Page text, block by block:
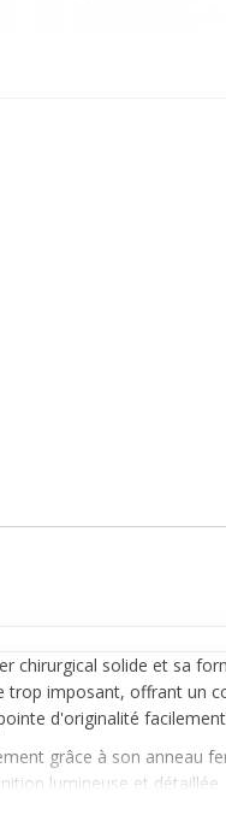
chirurgical solide et sa
imposant, offrant un
d'originalité
grâce à son anneau
lumineuse et